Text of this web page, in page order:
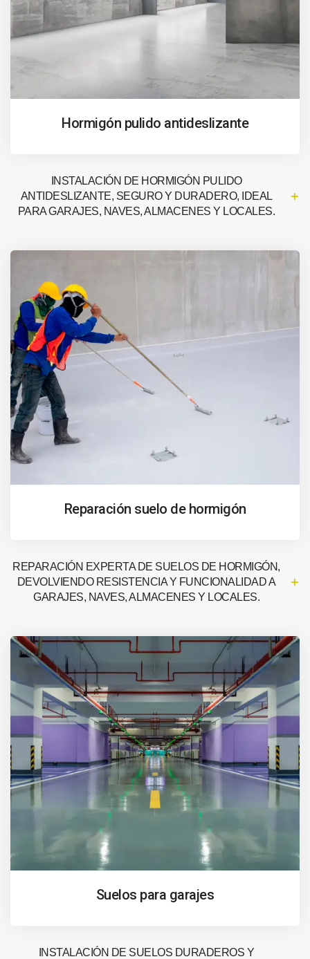
Hormigón pulido antideslizante
INSTALACIÓN DE HORMIGÓN PULIDO
ANTIDESLIZANTE, SEGURO Y DURADERO, IDEAL
PARA GARAJES, NAVES, ALMACENES Y LOCALES.
Reparación suelo de hormigón
REPARACIÓN EXPERTA DE SUELOS DE HORMIGÓN,
DEVOLVIENDO RESISTENCIA Y FUNCIONALIDAD A
GARAJES, NAVES, ALMACENES Y LOCALES.
Suelos para garajes
INSTALACIÓN DE SUELOS DURADEROS Y